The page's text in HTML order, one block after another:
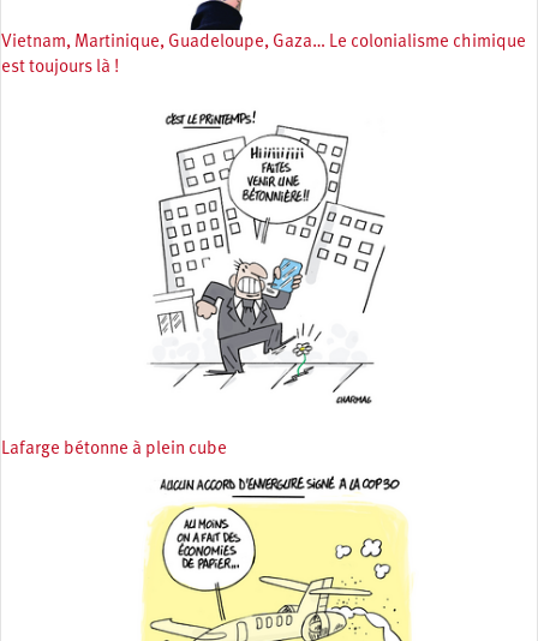
Vietnam, Martinique, Guadeloupe, Gaza… Le colonialisme chimique
est toujours là !
Lafarge bétonne à plein cube